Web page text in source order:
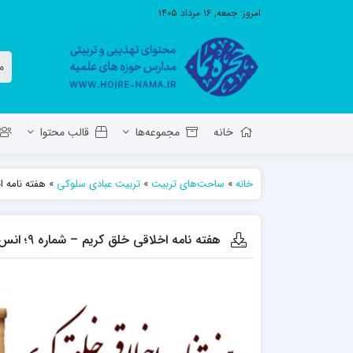
امروز: جمعه, ۱۶ مرداد ۱۴۰۵
خانه مجموعه‌ها قالب محتوا
معاونت تهذیب استان آ.ش
حوزه علمیه حضرت ولی عصر عج بناب
مدرسه علمیه صاحب الزمان عج مرند
مدرسه
خانه» ساحت‌های تربیت» تربیت عبادی سلوکی » هفته نامه
هفته نامه اخلاقی خلق کریم – شماره 9؛ انس با قرآن